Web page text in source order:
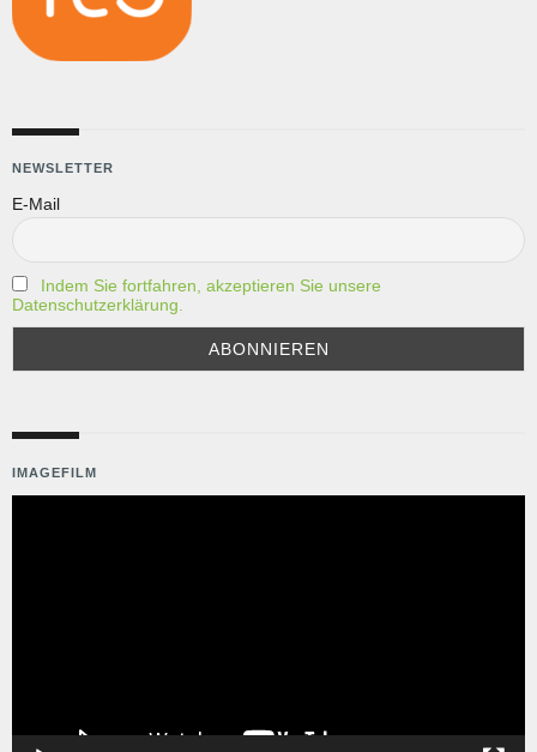
NEWSLETTER
E-Mail
Indem Sie fortfahren, akzeptieren Sie unsere
Datenschutzerklärung.
IMAGEFILM